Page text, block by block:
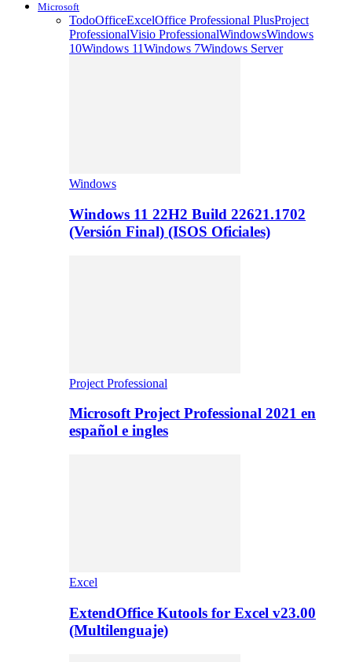
Microsoft
TodoOfficeExcelOffice Professional PlusProject
ProfessionalVisio ProfessionalWindowsWindows
10Windows 11Windows 7Windows Server
Windows
Windows 11 22H2 Build 22621.1702
(Versión Final) (ISOS Oficiales)
Project Professional
Microsoft Project Professional 2021 en
español e ingles
Excel
ExtendOffice Kutools for Excel v23.00
(Multilenguaje)